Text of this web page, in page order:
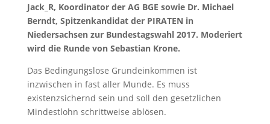
Jack_R, Koordinator der AG BGE sowie Dr. Michael
Berndt, Spitzenkandidat der PIRATEN in
Niedersachsen zur Bundestagswahl 2017. Moderiert
wird die Runde von Sebastian Krone.
Das Bedingungslose Grundeinkommen ist
inzwischen in fast aller Munde. Es muss
existenzsichernd sein und soll den gesetzlichen
Mindestlohn schrittweise ablösen.